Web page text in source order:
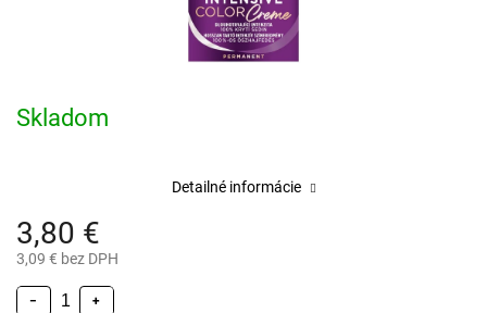
3,80 €
3,09 € bez DPH
Skladom
+
−
Detailné informácie